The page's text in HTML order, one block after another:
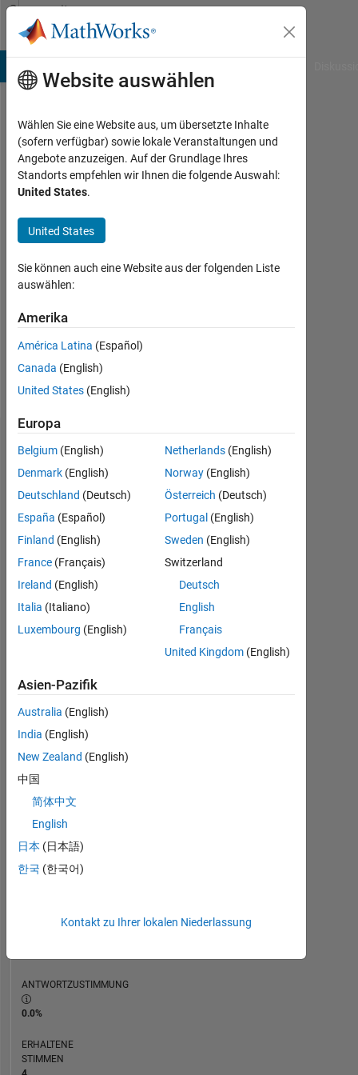
Weiter zum Inhalt
Community
Profile
Tomohiro
Oka
Aktiv
2019
Followers:
Following:
0
Follow
Dashboard
Statistik
MATLAB Answers
BEITRÄGE
0
3
RANG
302.031
REPUTATION
4
ANTWORTZUSTIMMUNG
0.0%
ERHALTENE
STIMMEN
Website auswählen
Wählen Sie eine Website aus, um übersetzte Inhalte
(sofern verfügbar) sowie lokale Veranstaltungen und
Angebote anzuzeigen. Auf der Grundlage Ihres
Standorts empfehlen wir Ihnen die folgende Auswahl:
United States.
United States
Sie können auch eine Website aus der folgenden Liste
auswählen:
Amerika
América Latina (Español)
Canada (English)
United States (English)
Europa
Belgium (English)
Denmark (English)
Deutschland (Deutsch)
España (Español)
Finland (English)
France (Français)
Ireland (English)
Italia (Italiano)
Luxembourg (English)
Netherlands (English)
Norway (English)
Österreich (Deutsch)
Portugal (English)
Sweden (English)
Switzerland
Deutsch
English
Français
United Kingdom (English)
Asien-Pazifik
Australia (English)
India (English)
New Zealand (English)
中国
简体中文
English
日本 (日本語)
한국 (한국어)
Kontakt zu Ihrer lokalen Niederlassung